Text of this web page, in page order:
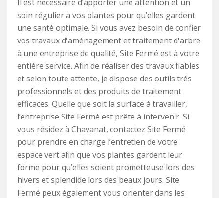
Il est nécessaire d’apporter une attention et un
soin régulier a vos plantes pour qu’elles gardent
une santé optimale. Si vous avez besoin de confier
vos travaux d'aménagement et traitement d'arbre
à une entreprise de qualité, Site Fermé est à votre
entière service. Afin de réaliser des travaux fiables
et selon toute attente, je dispose des outils très
professionnels et des produits de traitement
efficaces. Quelle que soit la surface à travailler,
l’entreprise Site Fermé est prête à intervenir. Si
vous résidez à Chavanat, contactez Site Fermé
pour prendre en charge l’entretien de votre
espace vert afin que vos plantes gardent leur
forme pour qu’elles soient prometteuse lors des
hivers et splendide lors des beaux jours. Site
Fermé peux également vous orienter dans les